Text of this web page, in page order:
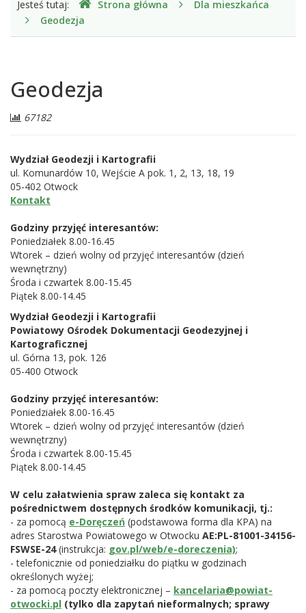
jesteśmy
Jesteś tutaj: Strona główna
Dla mieszkańca
Geodezja
Geodezja
Liczba
67182
Wydział Geodezji i Kartografii
ul. Komunardów 10, Wejście A pok. 1, 2, 13, 18, 19
05-402 Otwock
Kontakt
Godziny przyjęć interesantów:
Poniedziałek 8.00-16.45
Wtorek – dzień wolny od przyjęć interesantów (dzień
wewnętrzny)
Środa i czwartek 8.00-15.45
Piątek 8.00-14.45
Wydział Geodezji i Kartografii
Powiatowy Ośrodek Dokumentacji Geodezyjnej i
Kartograficznej
ul. Górna 13, pok. 126
05-400 Otwock
Godziny przyjęć interesantów:
Poniedziałek 8.00-16.45
Wtorek – dzień wolny od przyjęć interesantów (dzień
wewnętrzny)
Środa i czwartek 8.00-15.45
Piątek 8.00-14.45
W celu załatwienia spraw zaleca się kontakt za
pośrednictwem dostępnych środków komunikacji, tj.:
- za pomocą e-Doręczeń (podstawowa forma dla KPA) na
adres Starostwa Powiatowego w Otwocku AE:PL-81001-34156-
FSWSE-24(instrukcja: gov.pl/web/e-doreczenia);
- telefonicznie od poniedziałku do piątku w godzinach
określonych wyżej;
- za pomocą poczty elektronicznej – kancelaria@powiat-
otwocki.pl (tylko dla zapytań nieformalnych; sprawy